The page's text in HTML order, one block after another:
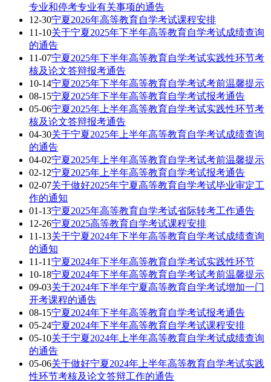
专业和停考专业有关事项的通告
12-30宁夏2026年高等教育自学考试课程安排
11-10关于宁夏2025年下半年高等教育自学考试成绩查询
的通告
11-07宁夏2025年下半年高等教育自学考试实践性环节考
核及论文答辩报考通告
10-14宁夏2025年下半年高等教育自学考试考前温馨提示
08-15宁夏2025年下半年高等教育自学考试报考通告
05-06宁夏2025年上半年高等教育自学考试实践性环节考
核及论文答辩报考通告
04-30关于宁夏2025年上半年高等教育自学考试成绩查询
的通告
04-02宁夏2025年上半年高等教育自学考试考前温馨提示
02-12宁夏2025年上半年高等教育自学考试报考通告
02-07关于做好2025年宁夏高等教育自学考试毕业审定工
作的通知
01-13宁夏2025年高等教育自学考试省际转考工作通告
12-26宁夏2025高等教育自学考试课程安排
11-13关于宁夏2024年下半年高等教育自学考试成绩查询
的通知
11-11宁夏2024年下半年高等教育自学考试实践性环节
10-18宁夏2024年下半年高等教育自学考试考前温馨提示
09-03关于2024年下半年宁夏高等教育自学考试增加一门
开考课程的通告
08-15宁夏2024年下半年高等教育自学考试报考通告
05-24宁夏2024年下半年高等教育自学考试课程安排
05-10关于宁夏2024年上半年高等教育自学考试成绩查询
的通告
05-06关于做好宁夏2024年上半年高等教育自学考试实践
性环节考核及论文答辩工作的通告